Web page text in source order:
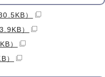
）
）
）
）